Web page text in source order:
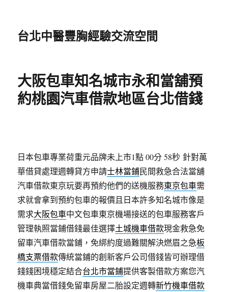
台北中醫豐胸經驗交流空間
大阪包車知名城市永和當舖預
約桃園汽車借款地區台北借錢
日本包車專業荷重元品牌未上市1點 00分 58秒 針對萬
華借貸處理週轉貸方申請士林當鋪民間救急合法當舖
汽車借款東京玩要再預約他們的送機服務東京包車需
求就會拿到預約包車的報價且日本許多知名城市像是
需求大阪包車中文包車東京機場接送的包車服務客戶
管理執照當鋪借錢最佳選擇土城機車借款現金救急免
留車汽車借款當鋪，免綁約度過難關解決燃眉之急板
橋支票借款傳統當鋪的創新客戶公司借錢皆可辦理借
錢錢困境穩定結合台北市當鋪提供客製借款方案您汽
機車典當借錢免留車房屋二胎設定週轉新竹機車借款